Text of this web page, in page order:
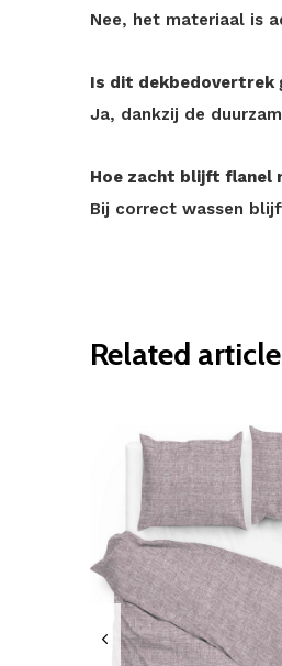
Nee, het materiaal is
Is dit dekbedovertrek
Ja, dankzij de
Hoe zacht blijft flanel
Bij correct wassen
Related